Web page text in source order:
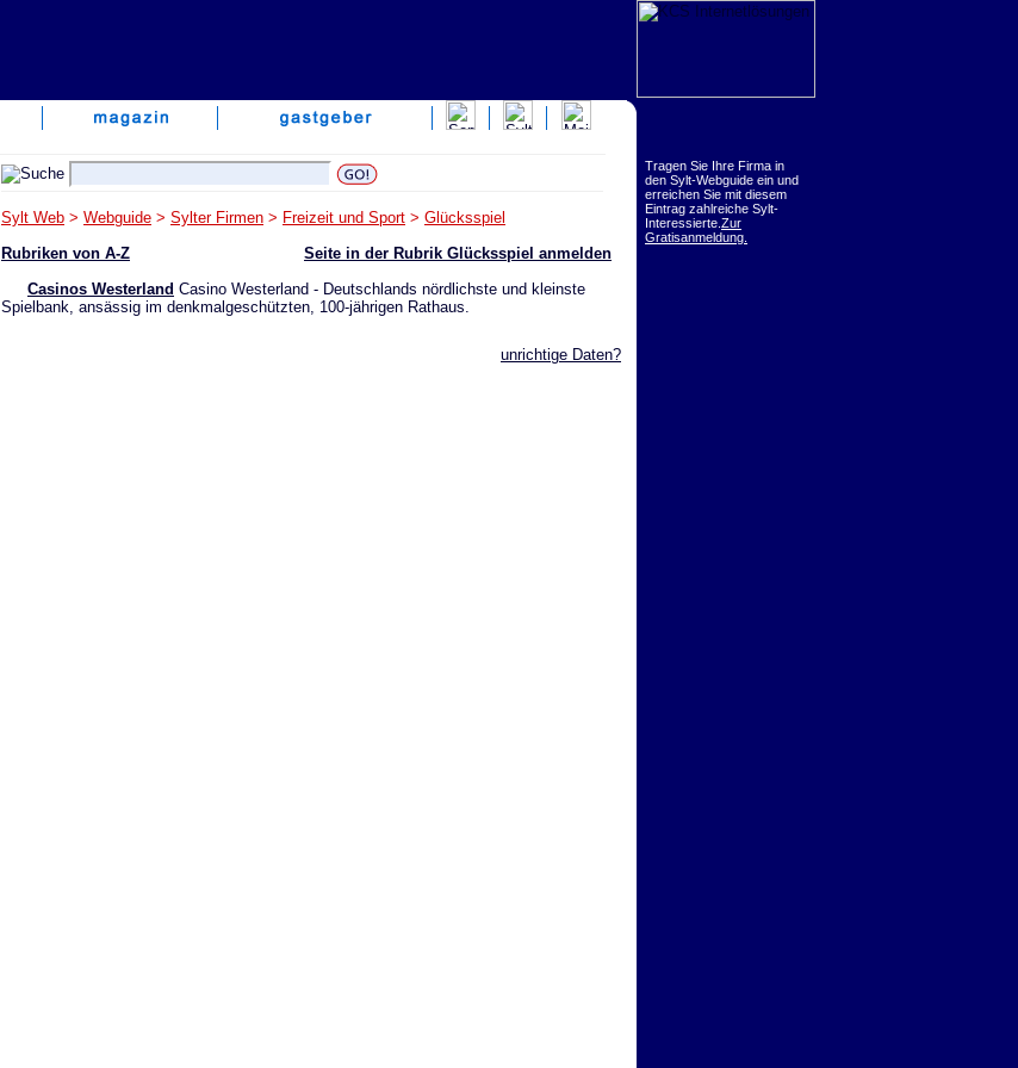
Sylt Web > Webguide > Sylter Firmen > Freizeit und Sport > Glücksspiel
Rubriken von A-Z
Seite in der Rubrik Glücksspiel anmelden
Casinos Westerland Casino Westerland - Deutschlands nördlichste und kleinste
Spielbank, ansässig im denkmalgeschützten, 100-jährigen Rathaus.
unrichtige Daten?
Tragen Sie Ihre Firma in
den Sylt-Webguide ein und
erreichen Sie mit diesem
Eintrag zahlreiche Sylt-
Interessierte. Zur
Gratisanmeldung.